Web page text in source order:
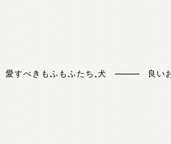
愛すべきもふもふたち,犬 良い